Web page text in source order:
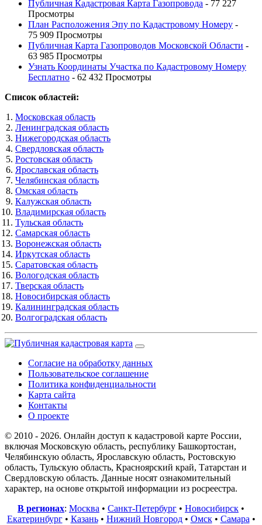
Публичная Кадастровая Карта Газопровода - 77 227
Просмотры
План Расположения Эпу по Кадастровому Номеру -
75 909 Просмотры
Публичная Карта Газопроводов Московской Области -
63 985 Просмотры
Узнать Координаты Участка по Кадастровому Номеру
Бесплатно - 62 432 Просмотры
Список областей:
Московская область
Ленинградская область
Нижегородская область
Свердловская область
Ростовская область
Ярославская область
Челябинская область
Омская область
Калужская область
Владимирская область
Тульская область
Самарская область
Воронежская область
Иркутская область
Саратовская область
Вологодская область
Тверская область
Новосибирская область
Калининградская область
Волгоградская область
Согласие на обработку данных
Пользовательское соглашение
Политика конфиденциальности
Карта сайта
Контакты
О проекте
© 2010 - 2026. Онлайн доступ к кадастровой карте России,
включая Московскую область, республику Башкортостан,
Челябинскую область, Ярославскую область, Ростовскую
область, Тульскую область, Красноярский край, Татарстан и
Свердловскую область. Данные носят ознакомительный
характер, на основе открытой информации из росреестра.
В регионах: Москва • Санкт-Петербург • Новосибирск •
Екатеринбург• Казань• Нижний Новгород• Омск• Самара •